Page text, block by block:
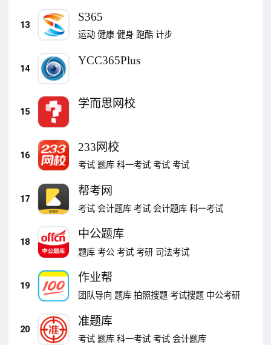
13
S365
运动 健康 健身 跑酷 计步
14
YCC365Plus
15
学而思网校
16
233网校
考试 题库 科一考试 考试 考试
17
帮考网
考试 会计题库 考试 会计题库 科一考试
18
中公题库
题库 考公 考试 考研 司法考试
19
作业帮
团队导向 题库 拍照搜题 考试搜题 中公考研
20
准题库
考试 题库 科一考试 考试 会计题库